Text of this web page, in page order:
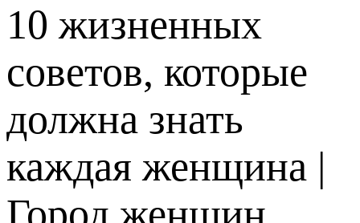
10 жизненных
советов, которые
должна знать
каждая женщина |
Город женщин